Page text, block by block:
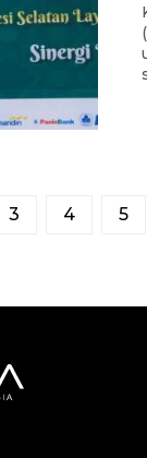
3 4 5